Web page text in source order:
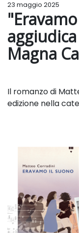
23 maggio 2025
Magna
Il romanzo di
edizione nella